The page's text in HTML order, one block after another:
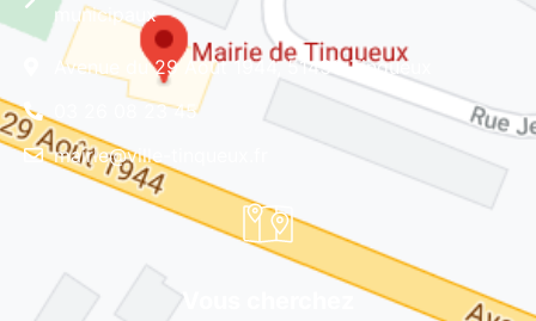
municipaux
Avenue du 29 Août 1944, 51430 Tinqueux
03 26 08 23 45
mairie@ville-tinqueux.fr
Vous cherchez